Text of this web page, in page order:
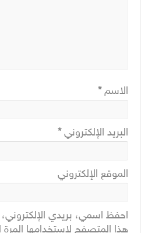
الاسم*
البريد الإلكتروني*
الموقع الإلكتروني
احفظ اسمي، بريدي
هذا المتصفح لاستخدامها